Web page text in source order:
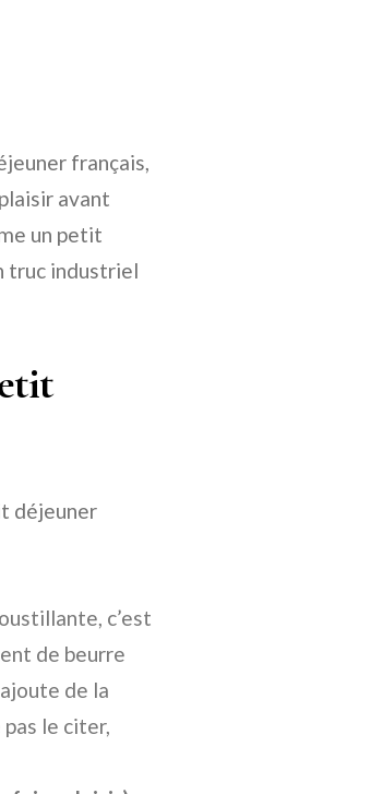
français,
avant
un petit
truc industriel
déjeuner
c’est
de beurre
de la
le citer,